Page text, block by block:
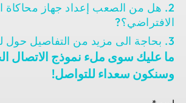
الصعب إعداد جهاز محاكاة الواقع
سوى ملء نموذج الاتصال الخاص بنا,
سعداء للتواصل!